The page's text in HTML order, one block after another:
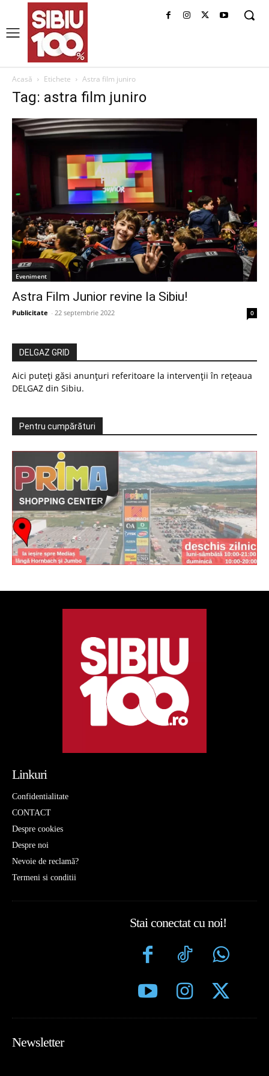
Acasă Etichete Astra film juniro
Tag: astra film juniro
Eveniment
Astra Film Junior revine la Sibiu!
Publicitate - 22 septembrie 2022 0
DELGAZ GRID
Aici puteți găsi anunțuri referitoare la intervenții în rețeaua
DELGAZ din Sibiu.
Pentru cumpărături
Linkuri
Confidentialitate
CONTACT
Despre cookies
Despre noi
Nevoie de reclamă?
Termeni si conditii
Stai conectat cu noi!
Newsletter